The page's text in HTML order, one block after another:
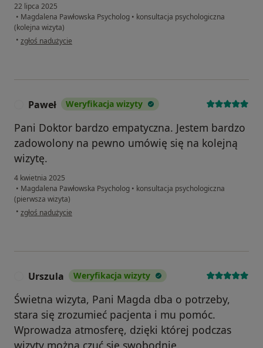
22 lipca 2025
• Magdalena Pawłowska Psycholog • konsultacja psychologiczna
(kolejna wizyta)
• w opinii użytkownika Ania
zgłoś nadużycie
Paweł Weryfikacja wizyty
Pani Doktor bardzo empatyczna. Jestem bardzo
zadowolony na pewno umówię się na kolejną
wizytę.
4 kwietnia 2025
• Magdalena Pawłowska Psycholog • konsultacja psychologiczna
(pierwsza wizyta)
• w opinii użytkownika Paweł
zgłoś nadużycie
Urszula Weryfikacja wizyty
Świetna wizyta, Pani Magda dba o potrzeby,
stara się zrozumieć pacjenta i mu pomóc.
Wprowadza atmosferę, dzięki której podczas
wizyty można czuć się swobodnie.